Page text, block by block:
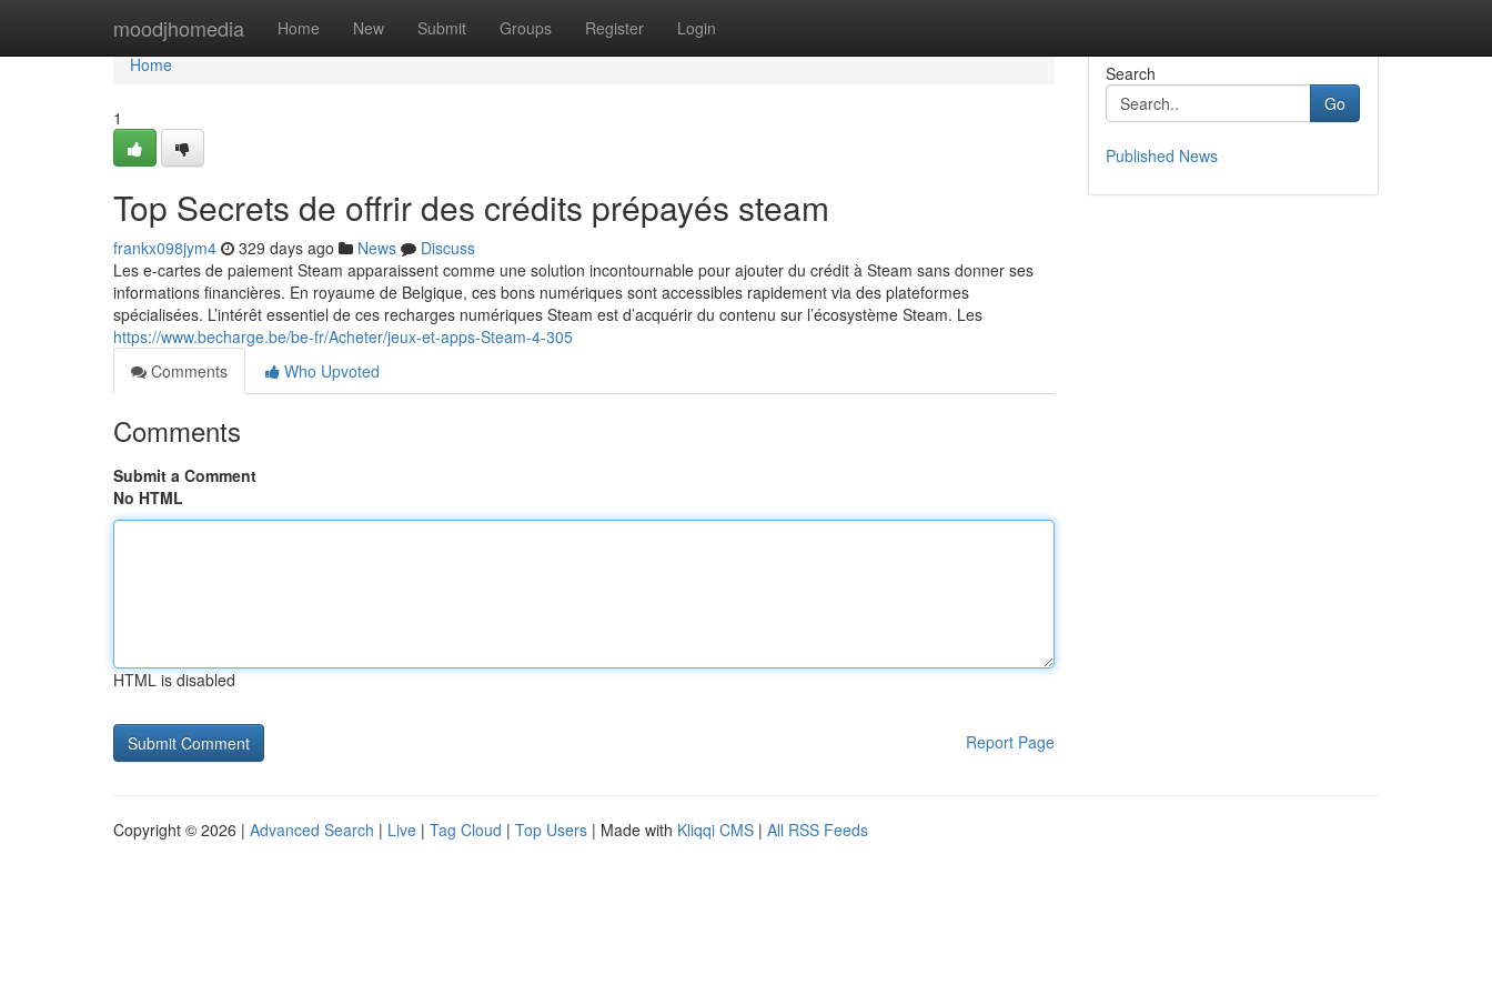
moodjhomedia Home New Submit Groups Register Login
Home
Home
1
Top Secrets de offrir des crédits prépayés steam
frankx098jym4 329 days ago News
Discuss
Les e-cartes de paiement Steam apparaissent comme une solution incontournable pour ajouter du crédit à Steam sans donner ses
informations financières. En royaume de Belgique, ces bons numériques sont accessibles rapidement via des plateformes
spécialisées. L’intérêt essentiel de ces recharges numériques Steam est d’acquérir du contenu sur l’écosystème Steam. Les
https://www.becharge.be/be-fr/Acheter/jeux-et-apps-Steam-4-305
Comments
Who Upvoted
Comments
Submit a Comment
No HTML
HTML is disabled
Report Page
Search
Go
Published News
Copyright © 2026 | Advanced Search | Live | Tag Cloud | Top Users | Made with Kliqqi CMS | All RSS Feeds